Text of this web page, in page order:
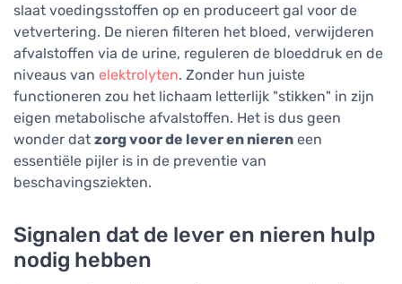
slaat voedingsstoffen op en produceert gal voor de
vetvertering. De nieren filteren het bloed, verwijderen
afvalstoffen via de urine, reguleren de bloeddruk en de
niveaus van elektrolyten. Zonder hun juiste
functioneren zou het lichaam letterlijk "stikken" in zijn
eigen metabolische afvalstoffen. Het is dus geen
wonder dat zorg voor de lever en nieren een
essentiële pijler is in de preventie van
beschavingsziekten.
Signalen dat de lever en nieren hulp
nodig hebben